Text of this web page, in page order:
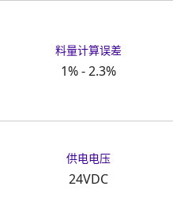
料量计算误差
1% - 2.3%
供电电压
24VDC